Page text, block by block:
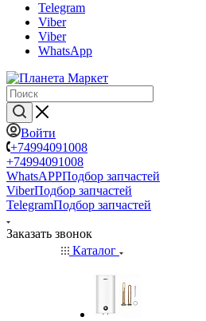
Telegram
Viber
Viber
WhatsApp
Войти
+74994091008
+74994091008
WhatsAPPПодбор запчастей
ViberПодбор запчастей
TelegramПодбор запчастей
Заказать звонок
Каталог